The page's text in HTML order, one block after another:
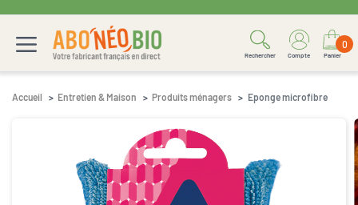
Rechercher Compte
0
Panier
Accueil Entretien & Maison Produits ménagers Eponge microfibre